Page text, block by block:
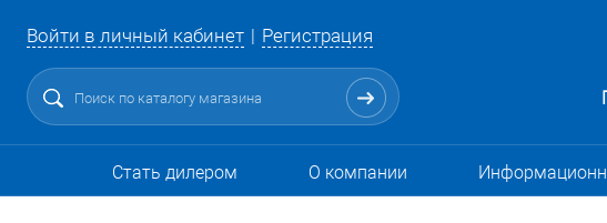
Войти в личный кабинет Регистрация
Стать дилером О компании